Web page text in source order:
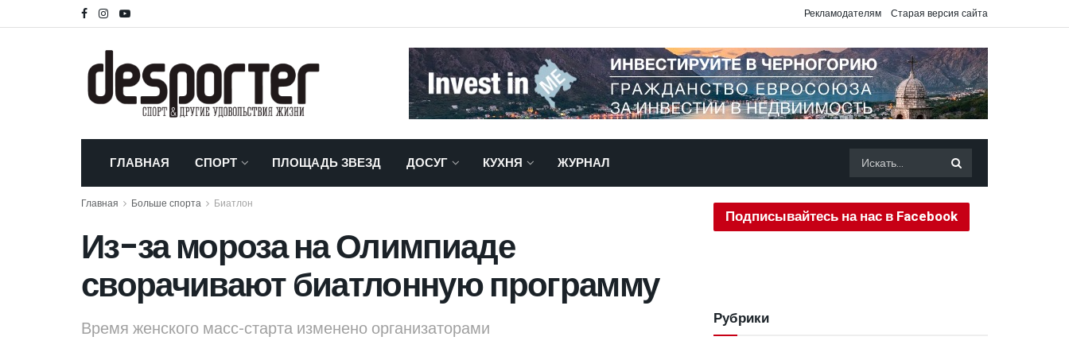
Рекламодателям Старая версия сайта
ГЛАВНАЯ СПОРТ ПЛОЩАДЬ ЗВЕЗД ДОСУГ КУХНЯ ЖУРНАЛ
Главная Больше спорта Биатлон
Из-за мороза на Олимпиаде
сворачивают биатлонную программу
Время женского масс-старта изменено организаторами
Подписывайтесь на нас в Facebook
Рубрики